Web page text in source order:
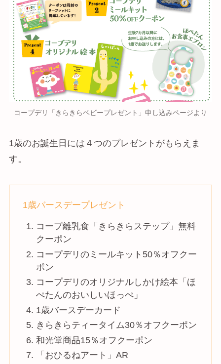
コープデリ「きらきらベビープレゼント」申し込みページより
1歳のお誕生日には４つのプレゼントがもらえま
す。
1歳バースデープレゼント
コープ離乳食「きらきらステップ」無料
クーポン
コープデリのミールキット50％オフクー
ポン
コープデリのオリジナルしかけ絵本「ほ
ぺたんのおいしいほっぺ」
1歳バースデーカード
きらきらティータイム30％オフクーポン
和光堂商品15％オフクーポン
「おひるねアート」AR